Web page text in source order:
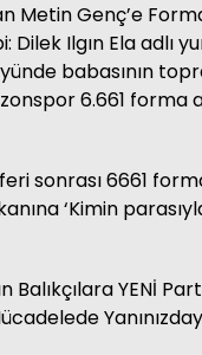
Mücadele arkadaşımız
yoldaşımız TC Sinan
abimizi kaybettik.
sağ olsun.
Adnan Onay
CHP RİZE MİTİNGİ:
Ali Kasap
Metin Genç’e
Dilek Ilgın Ela adlı
babasının
6.661 forma
sonrası 6661
‘Kimin
Balıkçılara YENİ